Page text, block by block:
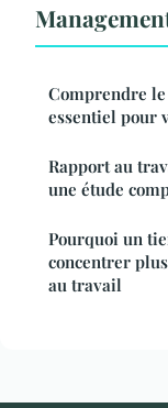
Comprendre
essentiel pour
Rapport au
une étude
Pourquoi un
concentrer
au travail